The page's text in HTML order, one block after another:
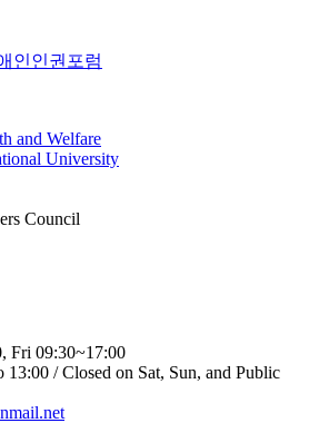
Fri 09:30~17:00
/ Closed on Sat, Sun, and Public